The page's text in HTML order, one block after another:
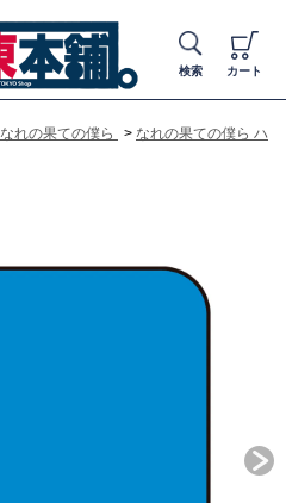
検索 カート
なれの果ての僕ら > なれの果ての僕ら ハ